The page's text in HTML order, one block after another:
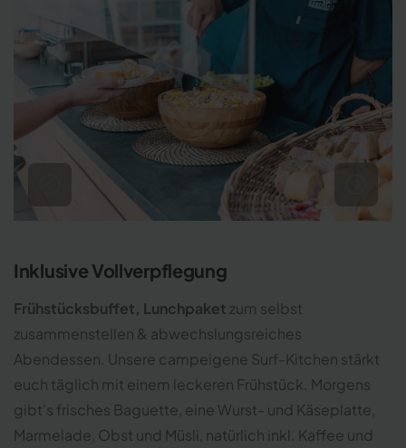
Inklusive Vollverpflegung
Frühstücksbuffet, Lunchpaket zum selbst
zusammenstellen & abwechslungsreiches
Abendessen. Unsere campeigene Surf-Kitchen stärkt
euch täglich mit einem leckeren Frühstück. Morgens
gibt’s frisches Baguette, eine Wurst- und Käseplatte,
Marmelade, Obst und Müsli, natürlich inkl. Kaffee und